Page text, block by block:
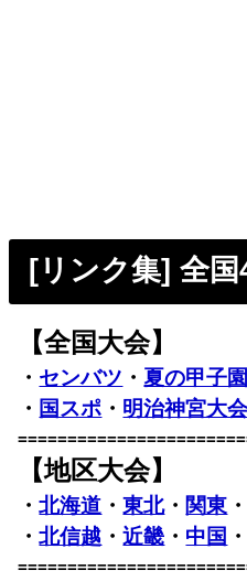
[リンク集] 全
【全国大会】
・ センバツ ・ 夏の甲子園
・ 国スポ ・ 明治神宮大
【地区大会】
・北海道 ・東北・ 関東
・北信越 ・近畿 ・ 中国 ・